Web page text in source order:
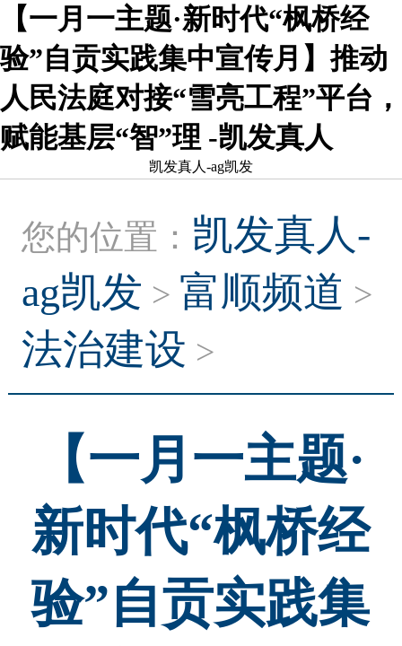
【一月一主题·新时代“枫桥经
验”自贡实践集中宣传月】推动
人民法庭对接“雪亮工程”平台，
赋能基层“智”理 -凯发真人
凯发真人-ag凯发
您的位置： 凯发真人-
ag凯发 > 富顺频道 >
法治建设 >
【一月一主题·
新时代“枫桥经
验”自贡实践集